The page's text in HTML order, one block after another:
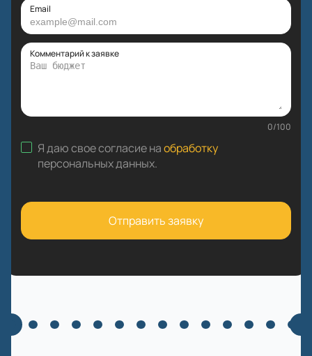
Email
Комментарий к заявке
0/100
Я даю свое согласие наобработку
персональных данных.
Отправить заявку